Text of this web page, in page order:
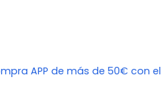
APP de más de 50€ con el